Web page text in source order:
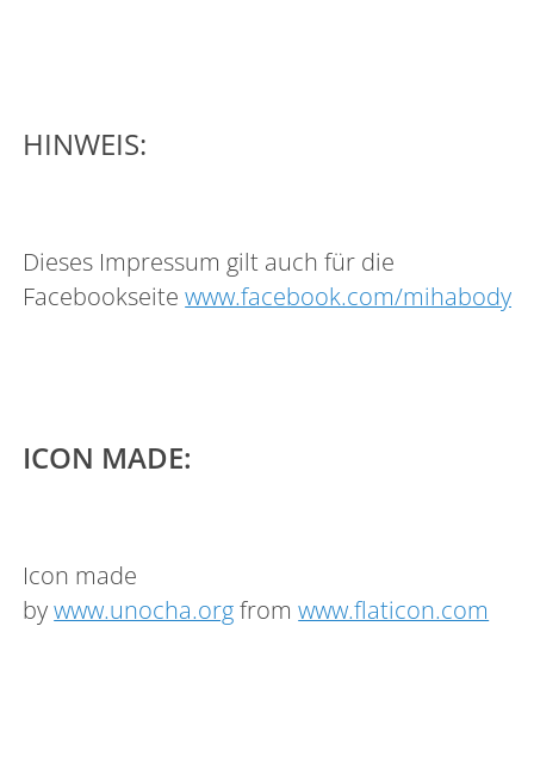
HINWEIS:
Dieses Impressum gilt auch für die
Facebookseitewww.facebook.com/
ICON MADE:
Icon made
bywww.unocha.orgfromwww.flaticon.com